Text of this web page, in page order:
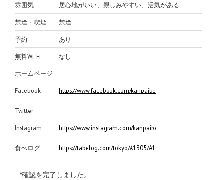
雰囲気 居心地がいい、親しみやすい、活気がある
禁煙・喫煙 禁煙
予約 あり
無料Wi-Fi なし
ホームページ
Facebook https://www.facebook.com/kanpaibeer/
Twitter
Instagram https://www.instagram.com/kanpaibeer/
食べログ https://tabelog.com/tokyo/A1305/A130504/13235039/
*確認を完了しました。